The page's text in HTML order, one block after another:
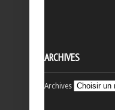
ARCHIVES
Archives